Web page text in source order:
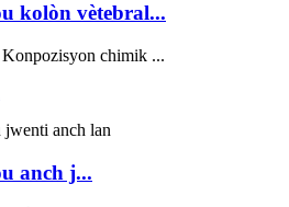
kolòn vètebral...
chimik ...
anch j...